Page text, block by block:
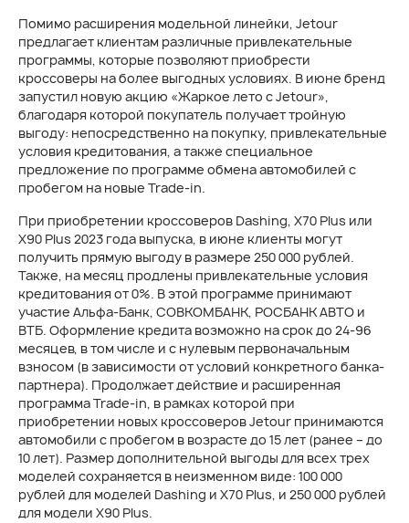
Помимо расширения модельной линейки, Jetour
предлагает клиентам различные привлекательные
программы, которые позволяют приобрести
кроссоверы на более выгодных условиях. В июне бренд
запустил новую акцию «Жаркое лето с Jetour»,
благодаря которой покупатель получает тройную
выгоду: непосредственно на покупку, привлекательные
условия кредитования, а также специальное
предложение по программе обмена автомобилей с
пробегом на новые Trade-in.
При приобретении кроссоверов Dashing, X70 Plus или
X90 Plus 2023 года выпуска, в июне клиенты могут
получить прямую выгоду в размере 250 000 рублей.
Также, на месяц продлены привлекательные условия
кредитования от 0%. В этой программе принимают
участие Альфа-Банк, СОВКОМБАНК, РОСБАНК АВТО и
ВТБ. Оформление кредита возможно на срок до 24-96
месяцев, в том числе и с нулевым первоначальным
взносом (в зависимости от условий конкретного банка-
партнера). Продолжает действие и расширенная
программа Trade-in, в рамках которой при
приобретении новых кроссоверов Jetour принимаются
автомобили с пробегом в возрасте до 15 лет (ранее – до
10 лет). Размер дополнительной выгоды для всех трех
моделей сохраняется в неизменном виде: 100 000
рублей для моделей Dashing и X70 Plus, и 250 000 рублей
для модели X90 Plus.